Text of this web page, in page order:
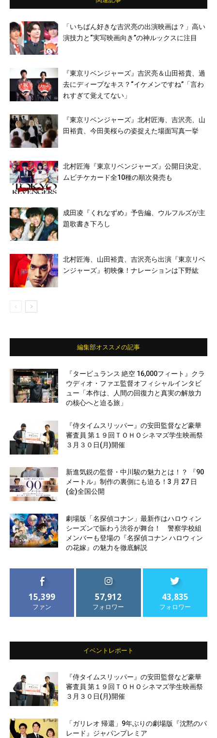
「いちばん好きな吉沢亮の出演映画は？」高い
演技力と“実写映画向き”の神ルックスに注目
『東京リベンジャーズ』吉沢亮＆山田裕貴、過
去にディープなキス？“イケメンですね”「言わ
れすぎて覚えてない」
『東京リベンジャーズ』北村匠海、吉沢亮、山
田裕貴、今田美桜らの姿捉えた場面写真一挙
北村匠海『東京リベンジャーズ』公開日決定、
ムビチケカード全10種の順次発売も
成田凌『くれなずめ』予告編、ウルフルズが主
題歌書き下ろし
北村匠海、山田裕貴、吉沢亮ら出演『東京リベ
ンジャーズ』初映像！ナレーションは下野紘
編集部オススメの記事
『タービュランス 絶空 16,000フィート』クラ
ウディオ・ファエ監督オフィシャルインタビ
ュー「本作は、人間の回復力と真実の解放力
の核心へと迫る旅」
『侍タイムスリッパー』の安田監督など豪華
審査員 第１９回ＴＯＨＯシネマズ学生映画祭
３月３０日(月)開催
新進気鋭の監督・中川駿の魅力とは！？ 『90
メートル』制作の裏側にも迫る！3 月 27 日
(金)全国公開
劇場版「名探偵コナン」最新作はハロウィン
シーズンで賑わう渋谷が舞台！ 警察学校組
メンバーも登場の『名探偵コナン ハロウィン
の花嫁』の魅力を徹底解説
15,399
ファン
57,912
フォロワー
43,835
フォロワー
イベントレポート
『侍タイムスリッパー』の安田監督など豪華
審査員 第１９回ＴＯＨＯシネマズ学生映画祭
３月３０日(月)開催
「ガリレオ 帰還」9年ぶりの劇場版『沈黙のパ
レード』ジャパンプレミア